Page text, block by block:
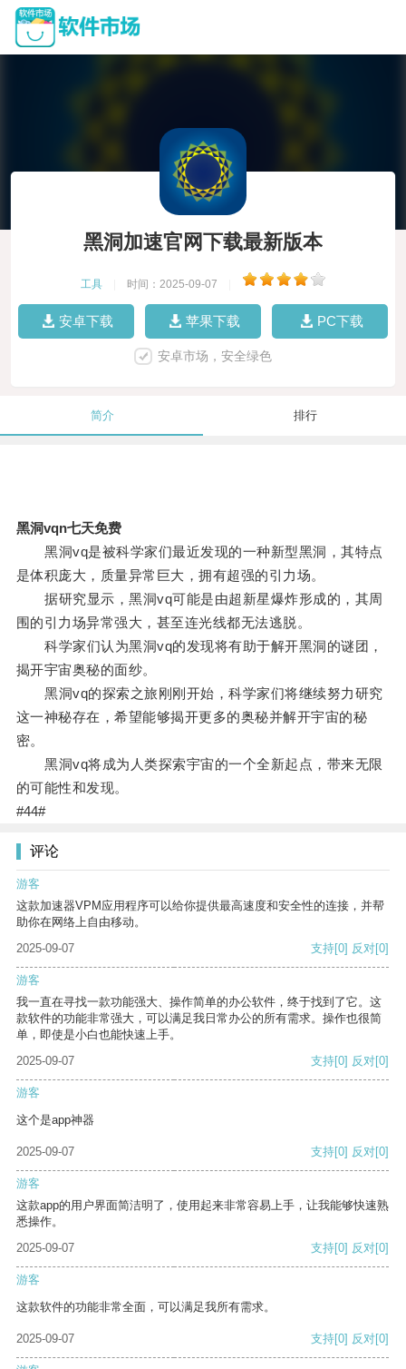
黑洞加速官网下载最新版本
工具 时间：2025-09-07
安卓下载 苹果下载 PC下载
安卓市场，安全绿色
简介 排行
黑洞vqn七天免费
黑洞vq是被科学家们最近发现的一种新型黑洞，其特点
是体积庞大，质量异常巨大，拥有超强的引力场。
据研究显示，黑洞vq可能是由超新星爆炸形成的，其周
围的引力场异常强大，甚至连光线都无法逃脱。
科学家们认为黑洞vq的发现将有助于解开黑洞的谜团，
揭开宇宙奥秘的面纱。
黑洞vq的探索之旅刚刚开始，科学家们将继续努力研究
这一神秘存在，希望能够揭开更多的奥秘并解开宇宙的秘
密。
黑洞vq将成为人类探索宇宙的一个全新起点，带来无限
的可能性和发现。
#44#
评论
游客
这款加速器VPM应用程序可以给你提供最高速度和安全性的连接，并帮
助你在网络上自由移动。
2025-09-07
支持[0] 反对[0]
游客
我一直在寻找一款功能强大、操作简单的办公软件，终于找到了它。这
款软件的功能非常强大，可以满足我日常办公的所有需求。操作也很简
单，即使是小白也能快速上手。
2025-09-07
支持[0] 反对[0]
游客
这个是app神器
2025-09-07 支持[0] 反对[0]
游客
这款app的用户界面简洁明了，使用起来非常容易上手，让我能够快速熟
悉操作。
2025-09-07
支持[0] 反对[0]
游客
这款软件的功能非常全面，可以满足我所有需求。
2025-09-07 支持[0] 反对[0]